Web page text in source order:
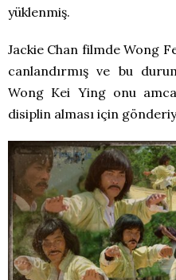
yüklenmiş.
Jackie Chan filmde Wong
canlandırmış ve bu
Wong Kei Ying onu
disiplin alması için